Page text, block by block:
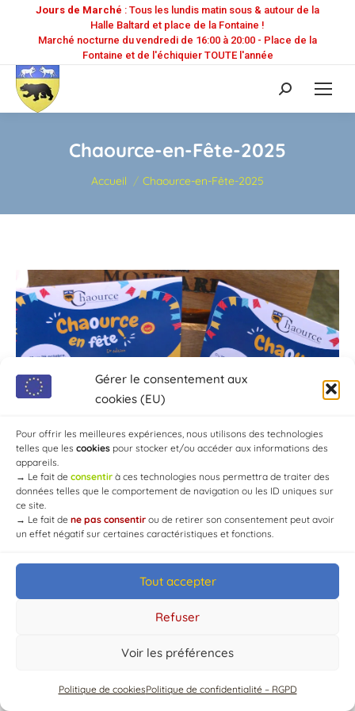
Gérer le consentement aux
cookies (EU)
Pour offrir les meilleures expériences, nous utilisons des technologies
telles que les cookies pour stocker et/ou accéder aux informations des
appareils.
→ Le fait de consentir à ces technologies nous permettra de traiter des
données telles que le comportement de navigation ou les ID uniques sur
ce site.
→ Le fait de ne pas consentir ou de retirer son consentement peut avoir
un effet négatif sur certaines caractéristiques et fonctions.
Tout accepter
Refuser
Voir les préférences
Politique de cookiesPolitique de confidentialité – RGPD
Jours de Marché : Tous les lundis matin sous & autour de la
Halle Baltard et place de la Fontaine !
Marché nocturne du vendredi de 16:00 à 20:00 - Place de la
Fontaine et de l'échiquier TOUTE l'année
Recherche
:
Chaource-en-Fête-2025
Vous êtes ici :
Accueil Chaource-en-Fête-2025
© Mairie de Chaource [2004-2024] | Tous droits réservés.
Developed byWEB3-DESIGN